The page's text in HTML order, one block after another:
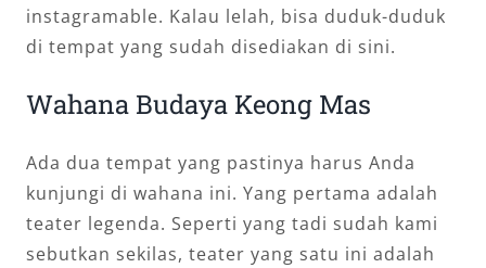
instagramable. Kalau lelah, bisa duduk-duduk
di tempat yang sudah disediakan di sini.
Wahana Budaya Keong Mas
Ada dua tempat yang pastinya harus Anda
kunjungi di wahana ini. Yang pertama adalah
teater legenda. Seperti yang tadi sudah kami
sebutkan sekilas, teater yang satu ini adalah